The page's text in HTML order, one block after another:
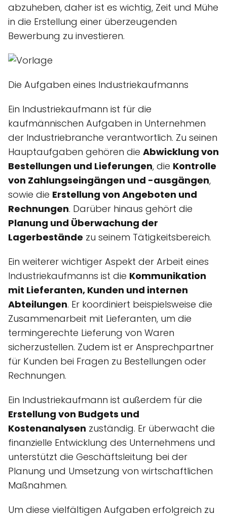
abzuheben, daher ist es wichtig, Zeit und Mühe
in die Erstellung einer überzeugenden
Bewerbung zu investieren.
Die Aufgaben eines Industriekaufmanns
Ein Industriekaufmann ist für die
kaufmännischen Aufgaben in Unternehmen
der Industriebranche verantwortlich. Zu seinen
Hauptaufgaben gehören die Abwicklung von
Bestellungen und Lieferungen, die Kontrolle
von Zahlungseingängen und -ausgängen,
sowie die Erstellung von Angeboten und
Rechnungen. Darüber hinaus gehört die
Planung und Überwachung der
Lagerbestände zu seinem Tätigkeitsbereich.
Ein weiterer wichtiger Aspekt der Arbeit eines
Industriekaufmanns ist die Kommunikation
mit Lieferanten, Kunden und internen
Abteilungen. Er koordiniert beispielsweise die
Zusammenarbeit mit Lieferanten, um die
termingerechte Lieferung von Waren
sicherzustellen. Zudem ist er Ansprechpartner
für Kunden bei Fragen zu Bestellungen oder
Rechnungen.
Ein Industriekaufmann ist außerdem für die
Erstellung von Budgets und
Kostenanalysen zuständig. Er überwacht die
finanzielle Entwicklung des Unternehmens und
unterstützt die Geschäftsleitung bei der
Planung und Umsetzung von wirtschaftlichen
Maßnahmen.
Um diese vielfältigen Aufgaben erfolgreich zu